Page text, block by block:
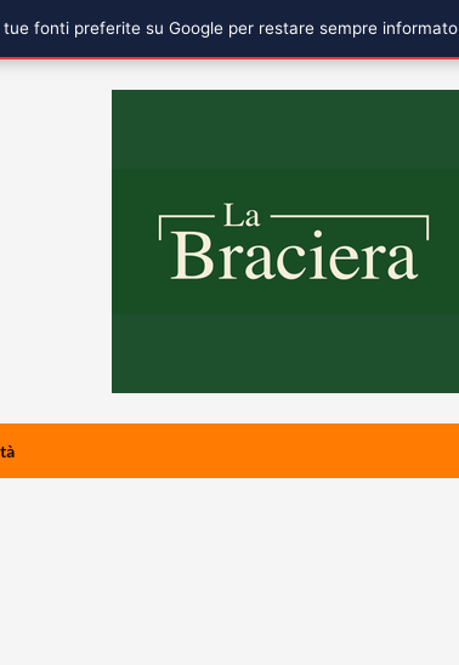
tue fonti preferite su Google per restare sempre informato